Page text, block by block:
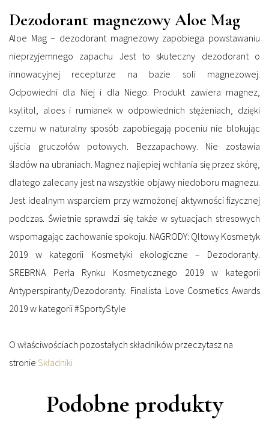
Dezodorant magnezowy Aloe Mag
Aloe Mag – dezodorant magnezowy zapobiega powstawaniu
nieprzyjemnego zapachu Jest to skuteczny dezodorant o
innowacyjnej recepturze na bazie soli magnezowej.
Odpowiedni dla Niej i dla Niego. Produkt zawiera magnez,
ksylitol, aloes i rumianek w odpowiednich stężeniach, dzięki
czemu w naturalny sposób zapobiegają poceniu nie blokując
ujścia gruczołów potowych. Bezzapachowy. Nie zostawia
śladów na ubraniach. Magnez najlepiej wchłania się przez skórę,
dlatego zalecany jest na wszystkie objawy niedoboru magnezu.
Jest idealnym wsparciem przy wzmożonej aktywności fizycznej
podczas. Świetnie sprawdzi się także w sytuacjach stresowych
wspomagając zachowanie spokoju. NAGRODY: Qltowy Kosmetyk
2019 w kategorii Kosmetyki ekologiczne – Dezodoranty.
SREBRNA Perła Rynku Kosmetycznego 2019 w kategorii
Antyperspiranty/Dezodoranty. Finalista Love Cosmetics Awards
2019 w kategorii #SportyStyle
O właściwościach pozostałych składników przeczytasz na
stronie Składniki
Podobne produkty